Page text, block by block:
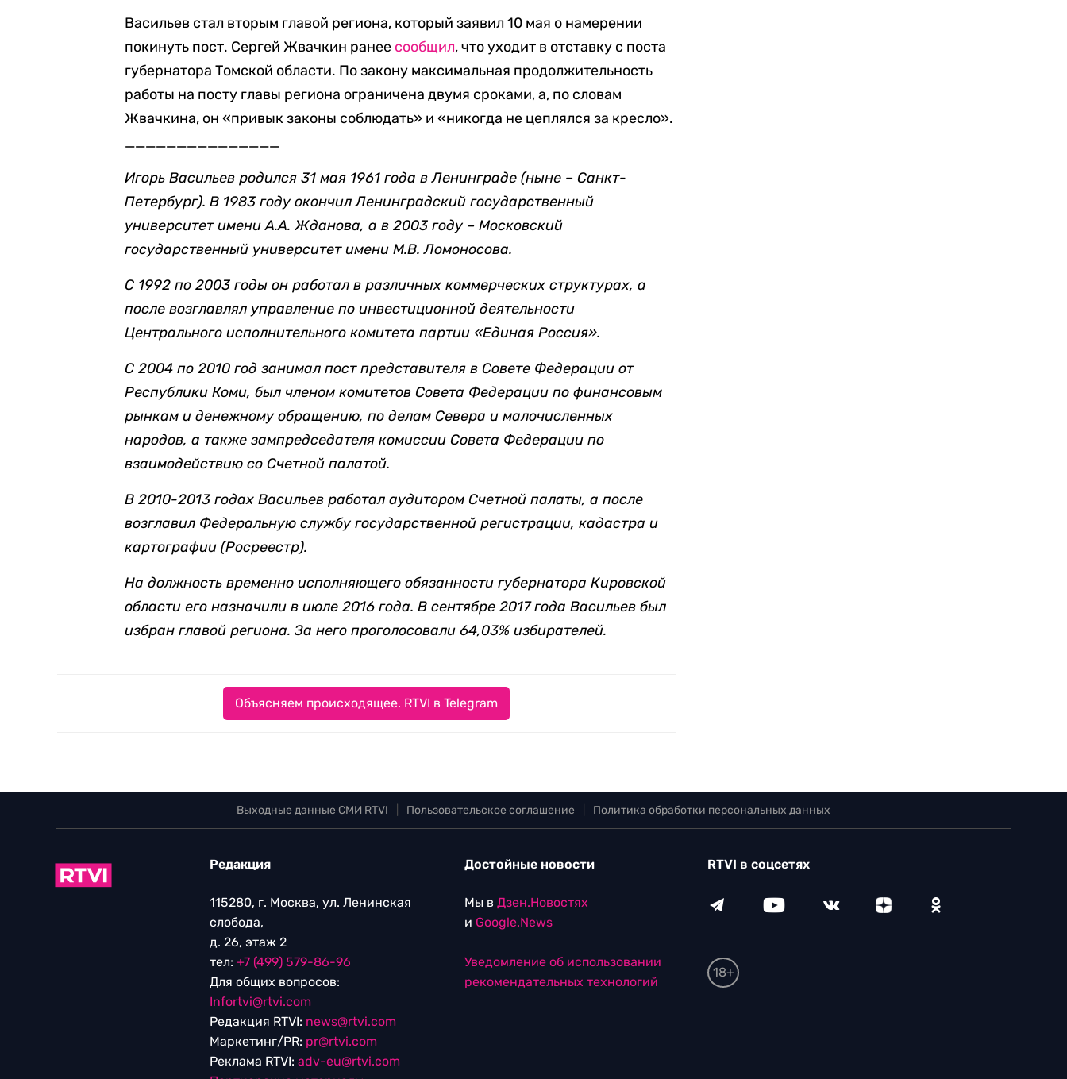
Васильев стал вторым главой региона, который заявил 10 мая о намерении
покинуть пост. Сергей Жвачкин ранее сообщил, что уходит в отставку с поста
губернатора Томской области. По закону максимальная продолжительность
работы на посту главы региона ограничена двумя сроками, а, по словам
Жвачкина, он «привык законы соблюдать» и «никогда не цеплялся за кресло».
_______________
Игорь Васильев родился 31 мая 1961 года в Ленинграде (ныне – Санкт-
Петербург). В 1983 году окончил Ленинградский государственный
университет имени А.А. Жданова, а в 2003 году – Московский
государственный университет имени М.В. Ломоносова.
С 1992 по 2003 годы он работал в различных коммерческих структурах, а
после возглавлял управление по инвестиционной деятельности
Центрального исполнительного комитета партии «Единая Россия».
С 2004 по 2010 год занимал пост представителя в Совете Федерации от
Республики Коми, был членом комитетов Совета Федерации по финансовым
рынкам и денежному обращению, по делам Севера и малочисленных
народов, а также зампредседателя комиссии Совета Федерации по
взаимодействию со Счетной палатой.
В 2010-2013 годах Васильев работал аудитором Счетной палаты, а после
возглавил Федеральную службу государственной регистрации, кадастра и
картографии (Росреестр).
На должность временно исполняющего обязанности губернатора Кировской
области его назначили в июле 2016 года. В сентябре 2017 года Васильев был
избран главой региона. За него проголосовали 64,03% избирателей.
Объясняем происходящее. RTVI в Telegram
Выходные данные СМИ RTVI Пользовательское соглашение Политика обработки персональных данных
Редакция
115280, г. Москва, ул. Ленинская
слобода,
д. 26, этаж 2
тел: +7 (499) 579-86-96
Для общих вопросов:
Infortvi@rtvi.com
Редакция RTVI: news@rtvi.com
Маркетинг/PR: pr@rtvi.com
Реклама RTVI: adv-eu@rtvi.com
Достойные новости
Мы в Дзен.Новостях
и Google.News
Уведомление об использовании
рекомендательных технологий
RTVI в соцсетях
18+